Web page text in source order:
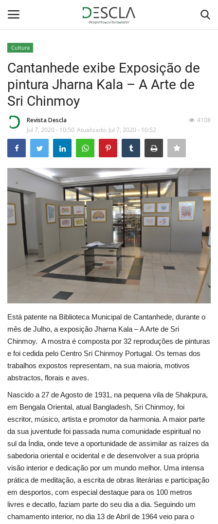
Home
Desporto
Sobre Nós
Educação
Estatuto Editorial
Saúde
Lazer
Cultura
Cantanhede exibe Exposição de
pintura Jharna Kala – A Arte de
Sri Chinmoy
Revista Descla
Jul 7, 2020 - 10:50 Atualizado: Jul 7, 2020 - 10:52
4108
Está patente na Biblioteca Municipal de Cantanhede, durante o
mês de Julho, a exposição Jharna Kala – A Arte de Sri
Chinmoy. A mostra é composta por 32 reproduções de pinturas
e foi cedida pelo Centro Sri Chinmoy Portugal. Os temas dos
trabalhos expostos representam, na sua maioria, motivos
abstractos, florais e aves.
Nascido a 27 de Agosto de 1931, na pequena vila de Shakpura,
em Bengala Oriental, atual Bangladesh, Sri Chinmoy, foi
escritor, músico, artista e promotor da harmonia. A maior parte
da sua juventude foi passada numa comunidade espiritual no
sul da Índia, onde teve a oportunidade de assimilar as raízes da
sabedoria oriental e ocidental e de desenvolver a sua própria
visão interior e dedicação por um mundo melhor. Uma intensa
prática de meditação, a escrita de obras literárias e participação
em desportos, com especial destaque para os 100 metros
livres e decatlo, faziam parte do seu dia a dia. Seguindo um
chamamento interior, no dia 13 de Abril de 1964 veio para o